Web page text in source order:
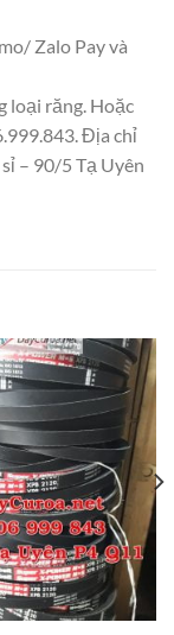
Zalo Pay và
loại răng. Hoặc
Địa chỉ
– 90/5 Tạ Uyên